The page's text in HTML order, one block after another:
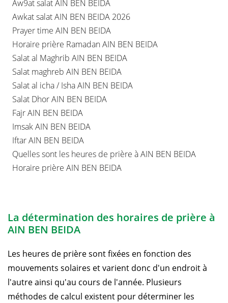
Aw9at salat AIN BEN BEIDA
Awkat salat AIN BEN BEIDA 2026
Prayer time AIN BEN BEIDA
Horaire prière Ramadan AIN BEN BEIDA
Salat al Maghrib AIN BEN BEIDA
Salat maghreb AIN BEN BEIDA
Salat al icha / Isha AIN BEN BEIDA
Salat Dhor AIN BEN BEIDA
Fajr AIN BEN BEIDA
Imsak AIN BEN BEIDA
Iftar AIN BEN BEIDA
Quelles sont les heures de prière à AIN BEN BEIDA
Horaire prière AIN BEN BEIDA
La détermination des horaires de prière à
AIN BEN BEIDA
Les heures de prière sont fixées en fonction des
mouvements solaires et varient donc d'un endroit à
l'autre ainsi qu'au cours de l'année. Plusieurs
méthodes de calcul existent pour déterminer les